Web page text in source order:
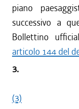
piano
successivo a
Bollettino
articolo 144 del
3.
(3)